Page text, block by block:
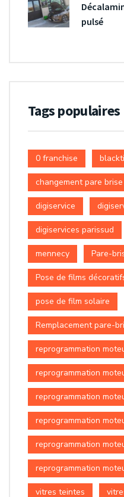
pulsé
Tags populaires
0 franchise
changement pare brise
digiservice
digiservices parissud
mennecy Pare-
Pose de films
pose de film solaire
Remplacement pare-
reprogrammation
reprogrammation
reprogrammation
reprogrammation
reprogrammation
reprogrammation
vitres teintes